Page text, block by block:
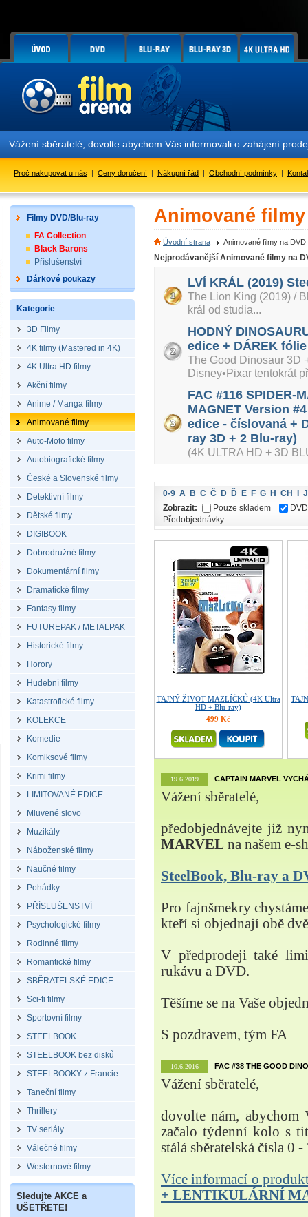
Vážení sběratelé, dovolte abychom Vás informovali o zahájení
Proč nakupovat u nás | Ceny doručení | Nákupní řád | Obchodní podmínky |
Filmy DVD/Blu-ray
FA Collection
Black Barons
Příslušenství
Dárkové poukazy
Kategorie
3D Filmy
4K filmy (Mastered in 4K)
4K Ultra HD filmy
Akční filmy
Anime / Manga filmy
Animované filmy
Auto-Moto filmy
Autobiografické filmy
České a Slovenské filmy
Detektivní filmy
Dětské filmy
DIGIBOOK
Dobrodružné filmy
Dokumentární filmy
Dramatické filmy
Fantasy filmy
FUTUREPAK / METALPAK
Historické filmy
Horory
Hudební filmy
Katastrofické filmy
KOLEKCE
Komedie
Komiksové filmy
Krimi filmy
LIMITOVANÉ EDICE
Mluvené slovo
Muzikály
Náboženské filmy
Naučné filmy
Pohádky
PŘÍSLUŠENSTVÍ
Psychologické filmy
Rodinné filmy
Romantické filmy
SBĚRATELSKÉ EDICE
Sci-fi filmy
Sportovní filmy
STEELBOOK
STEELBOOK bez disků
STEELBOOKY z Francie
Taneční filmy
Thrillery
TV seriály
Válečné filmy
Westernové filmy
Sledujte AKCE a
UŠETŘETE!
Animované
Úvodní strana Animované filmy na
Nejprodávanější Animované filmy na
LVÍ KRÁL (2019)
The Lion King (2019) /
král od studia...
HODNÝ
edice + DÁREK
The Good Dinosaur 3D
Disney•Pixar tentokrát
FAC #116 SPIDER-
MAGNET Version
edice - číslovaná +
ray 3D + 2 Blu-ray)
(4K ULTRA HD + 3D
0-9 A B C Č D Ď E F G H CH
J
Zobrazit:
Pouze skladem
DVD
Předobjednávky
TAJNÝ ŽIVOT MAZLÍČKŮ (4K Ultra
HD + Blu-ray)
499 Kč
19.6.2019 CAPTAIN MARVEL
Vážení sběratelé,
předobjednávejte již
MARVEL na našem e-
SteelBook, Blu-ray a
Pro fajnšmekry
kteří si objednají obě
V předprodeji také
rukávu a DVD.
Těšíme se na Vaše
S pozdravem, tým FA
10.6.2016 FAC #38 THE GOOD
Vážení sběratelé,
dovolte nám,
začalo týdenní kolo s
stálá sběratelská čísla 0 -
Více informací o
+ LENTIKULÁRNÍ